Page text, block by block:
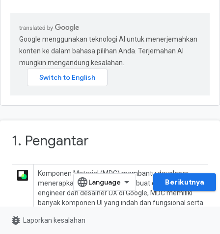
Google menggunakan teknologi AI untuk menerjemahkan
konten ke dalam bahasa pilihan Anda. Terjemahan AI
mungkin mengandung kesalahan.
1. Pengantar
Komponen Material (MDC) membantu developer
menerapkan Desain Material. Dibuat oleh tim
engineer dan desainer UX di Google, MDC memiliki
banyak komponen UI yang indah dan fungsional serta
Flutter.material.io/develop
Berikutnya
bug_report Laporkan kesalahan